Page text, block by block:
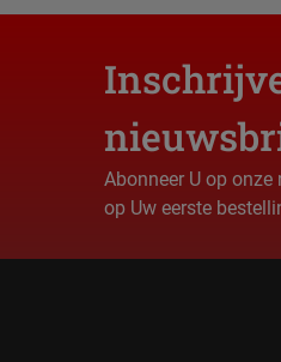
Abonneer U op
op Uw eerste